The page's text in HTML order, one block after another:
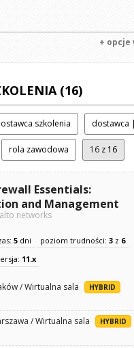
+ opcje
(16)
szkolenia dostawca
rola zawodowa 16z 16
Essentials:
and Management
networks
5dni poziom trudności: 3z 6
11.x
/ Wirtualna sala
HYBRID
/ Wirtualna sala
HYBRID